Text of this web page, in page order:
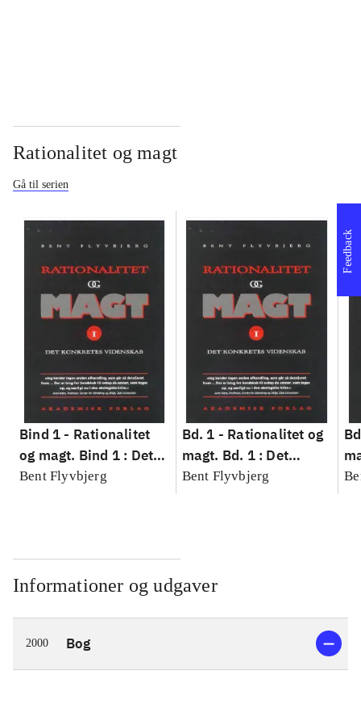
Rationalitet og magt
Gå til serien
Bind 1 - Rationalitet
og magt. Bind 1 : Det
konkretes videnskab
Bent Flyvbjerg
Bd. 1 - Rationalitet og
magt. Bd. 1 : Det
konkretes videnskab
Bent Flyvbjerg
Informationer og udgaver
2000 Bog
Feedback